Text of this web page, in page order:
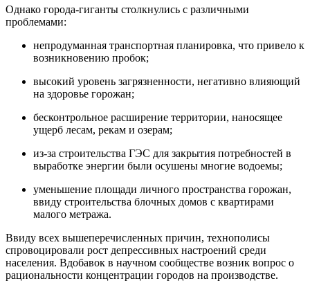
Однако города-гиганты столкнулись с различными
проблемами:
непродуманная транспортная планировка, что привело к
возникновению пробок;
высокий уровень загрязненности, негативно влияющий
на здоровье горожан;
бесконтрольное расширение территории, наносящее
ущерб лесам, рекам и озерам;
из-за строительства ГЭС для закрытия потребностей в
выработке энергии были осушены многие водоемы;
уменьшение площади личного пространства горожан,
ввиду строительства блочных домов с квартирами
малого метража.
Ввиду всех вышеперечисленных причин, технополисы
спровоцировали рост депрессивных настроений среди
населения. Вдобавок в научном сообществе возник вопрос о
рациональности концентрации городов на производстве.